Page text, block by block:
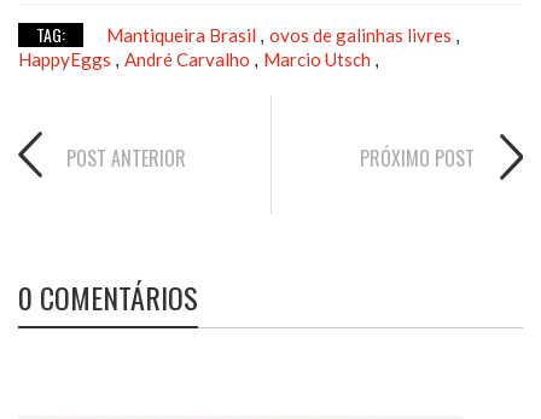
TAG: Mantiqueira Brasil , ovos de galinhas livres ,
HappyEggs , André Carvalho , Marcio Utsch ,
POST ANTERIOR PRÓXIMO POST
0 COMENTÁRIOS